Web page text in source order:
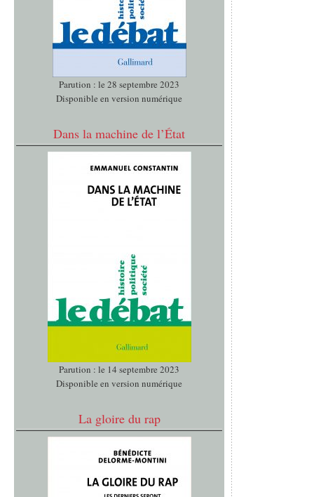
Parution : le 28 septembre 2023
Disponible en version numérique
Dans la machine de l’État
Parution : le 14 septembre 2023
Disponible en version numérique
La gloire du rap